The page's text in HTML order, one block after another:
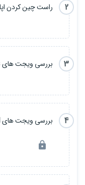
2
راست چین کردن
3
بررسی ویجت های stateless
4 بررسی ویجت های statefull